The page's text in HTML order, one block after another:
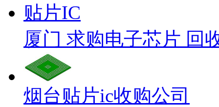
厦门 求购电子芯片 回
烟台贴片ic收购公司